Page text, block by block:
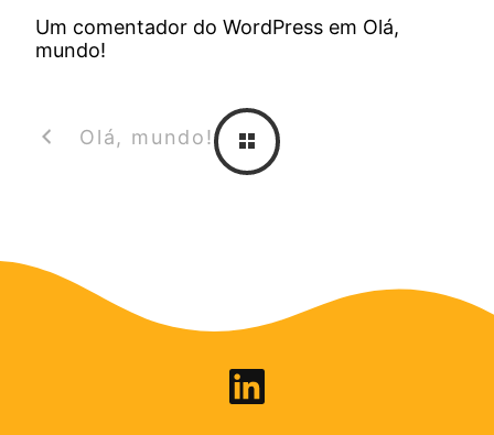
Um comentador do WordPress em Olá,
mundo!
Olá, mundo!